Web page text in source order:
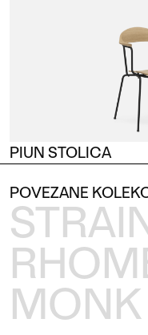
PIUN STOLICA
POVEZANE
MONK